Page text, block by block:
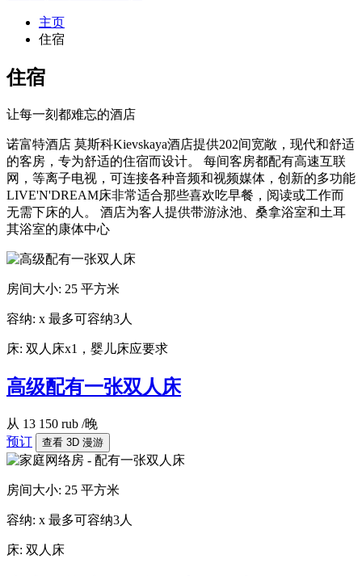
主页
住宿
住宿
让每一刻都难忘的酒店
诺富特酒店 莫斯科Kievskaya酒店提供202间宽敞，现代和舒适
的客房，专为舒适的住宿而设计。 每间客房都配有高速互联
网，等离子电视，可连接各种音频和视频媒体，创新的多功能
LIVE'N'DREAM床非常适合那些喜欢吃早餐，阅读或工作而
无需下床的人。 酒店为客人提供带游泳池、桑拿浴室和土耳
其浴室的康体中心
房间大小: 25 平方米
容纳: x 最多可容纳3人
床: 双人床x1，婴儿床应要求
高级配有一张双人床
从 13 150 rub /晚
预订
查看 3D 漫游
房间大小: 25 平方米
容纳: x 最多可容纳3人
床: 双人床